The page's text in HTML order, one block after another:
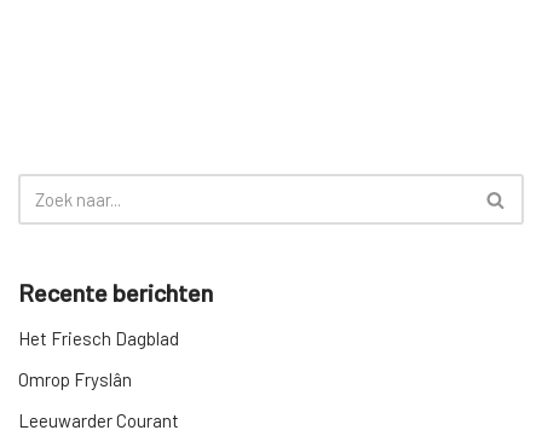
Recente berichten
Het Friesch Dagblad
Omrop Fryslân
Leeuwarder Courant